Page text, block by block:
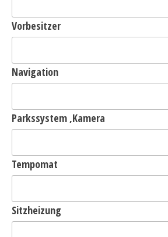
Vorbesitzer
Navigation
Parkssystem ,Kamera
Tempomat
Sitzheizung